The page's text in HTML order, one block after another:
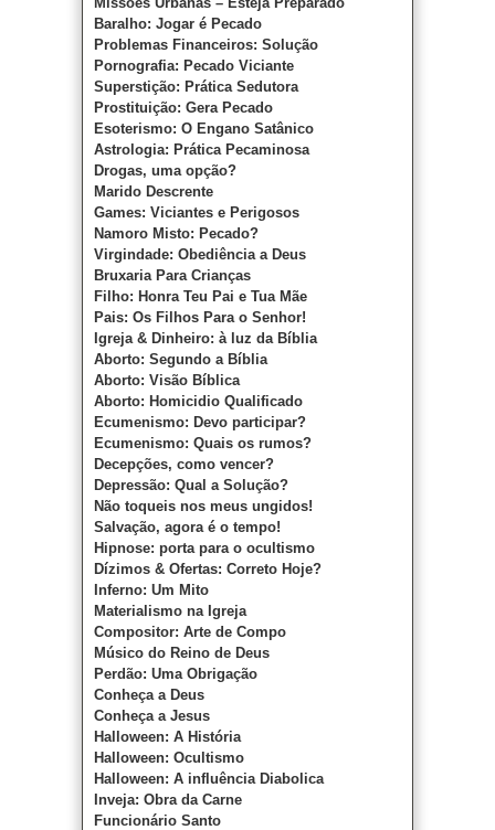
Baralho: Jogar é Pecado
Problemas Financeiros: Solução
Pornografia: Pecado Viciante
Superstição: Prática Sedutora
Prostituição: Gera Pecado
Esoterismo: O Engano Satânico
Astrologia: Prática Pecaminosa
Drogas, uma opção?
Marido Descrente
Games: Viciantes e Perigosos
Namoro Misto: Pecado?
Virgindade: Obediência a Deus
Bruxaria Para Crianças
Filho: Honra Teu Pai e Tua Mãe
Pais: Os Filhos Para o Senhor!
Igreja & Dinheiro: à luz da Bíblia
Aborto: Segundo a Bíblia
Aborto: Visão Bíblica
Aborto: Homicidio Qualificado
Ecumenismo: Devo participar?
Ecumenismo: Quais os rumos?
Decepções, como vencer?
Depressão: Qual a Solução?
Não toqueis nos meus ungidos!
Salvação, agora é o tempo!
Hipnose: porta para o ocultismo
Dízimos & Ofertas: Correto Hoje?
Inferno: Um Mito
Materialismo na Igreja
Compositor: Arte de Compo
Músico do Reino de Deus
Perdão: Uma Obrigação
Conheça a Deus
Conheça a Jesus
Halloween: A História
Halloween: Ocultismo
Halloween: A influência Diabolica
Inveja: Obra da Carne
Funcionário Santo